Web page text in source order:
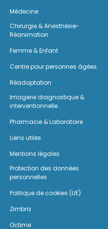
Médecine
Chirurgie & Anesthésie-
Réanimation
Femme & Enfant
Centre pour personnes âgées
Réadaptation
Imagerie diagnostique &
interventionnelle
Pharmacie & Laboratoire
Liens utiles
Mentions légales
Protection des données
personnelles
Politique de cookies (UE)
Zimbra
Octime